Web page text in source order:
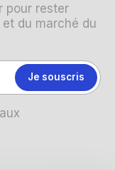
pour rester
et du marché du